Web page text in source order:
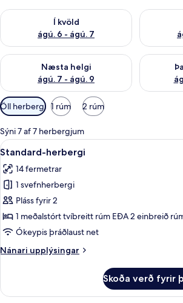
Í kvöld
ágú. 6 - ágú. 7
Athuga framboð í kvöld ágú. 6 - ágú. 7
Athuga
Næsta helgi
ágú. 7 - ágú. 9
Athuga framboð næstu helgi ágú. 7 - ágú.
Athuga
Síur
í
boði
fyrir
herbergi
Öll herbergi 1 rúm 2 rúm
Sýni 7 af 7 herbergjum
Skoða
allar
myndir
fyrir
Standard-
herbergi
Standard-
8
Standard-herbergi
14 fermetrar
1 svefnherbergi
Pláss fyrir 2
1 meðalstórt tvíbreitt rúm EÐA 2 einbreið
Ókeypis þráðlaust net
Nánari upplýsingar
Nánari
herbergi
Skoða verð fyrir